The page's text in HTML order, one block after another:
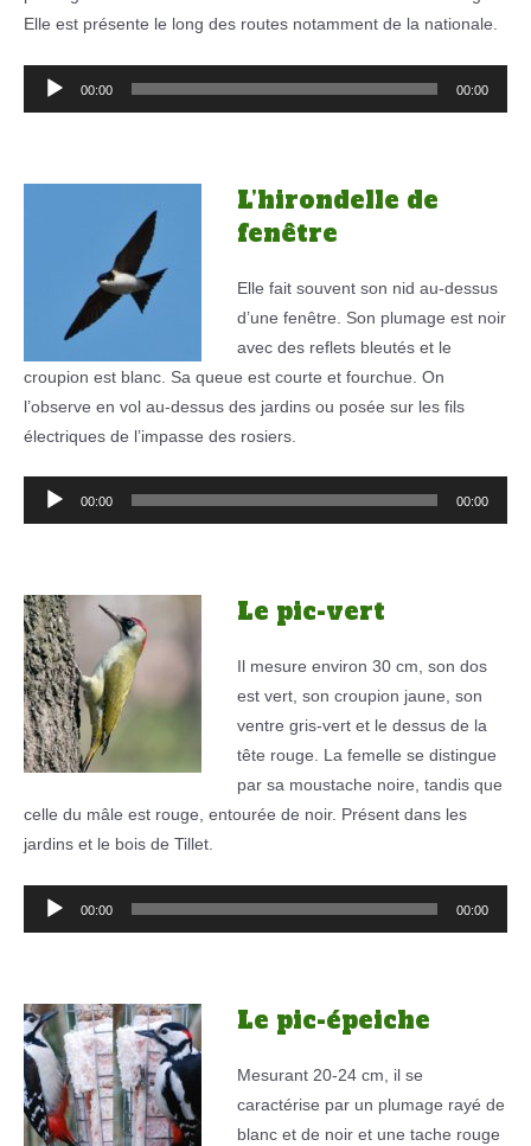
Elle est présente le long des routes notamment de la nationale.
Lecteur
00:00 00:00
L’hirondelle de
fenêtre
Elle fait souvent son nid au-dessus
d’une fenêtre. Son plumage est noir
avec des reflets bleutés et le
croupion est blanc. Sa queue est courte et fourchue. On
l’observe en vol au-dessus des jardins ou posée sur les fils
électriques de l’impasse des rosiers.
Lecteur
audio
00:00 00:00
Le pic-vert
Il mesure environ 30 cm, son dos
est vert, son croupion jaune, son
ventre gris-vert et le dessus de la
tête rouge. La femelle se distingue
par sa moustache noire, tandis que
celle du mâle est rouge, entourée de noir. Présent dans les
jardins et le bois de Tillet.
Lecteur
audio
00:00 00:00
Le pic-épeiche
Mesurant 20-24 cm, il se
caractérise par un plumage rayé de
blanc et de noir et une tache rouge